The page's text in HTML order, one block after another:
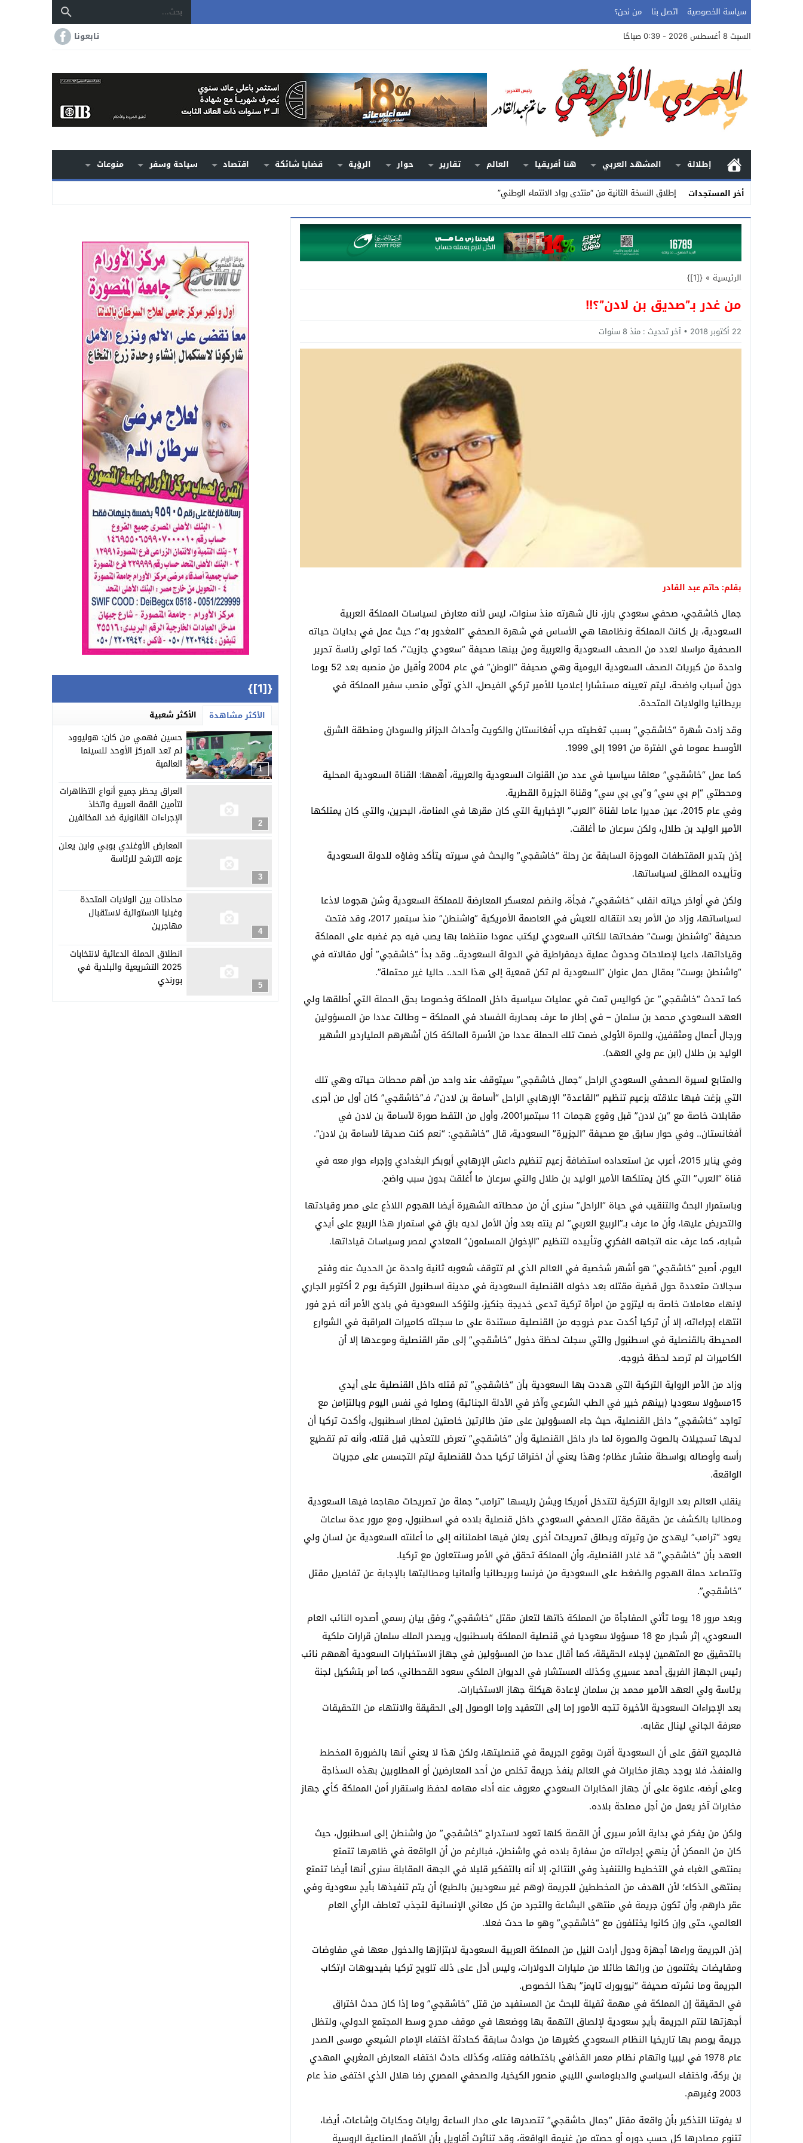
سياسة الخصوصية اتصل بنا
من نحن؟
السبت 8 أغسطس 2026 - 0:39 صباحًا
تابعونا
إطلالة المشهد العربي هنا أفريقيا العالم تقارير حوار الرؤية قضايا شائكة اقتصاد سياحة وسفر
منوعات
أخر المستجدات
إطلاق النسخة الثانية من “منتدى رواد الانتماء الوطني”
Stop
Previous
Next
الرئيسية »
{[1]}
من غدر بـ”صديق بن لادن”؟!!
22 أكتوبر 2018 آخر تحديث : منذ 8 سنوات
بقلم: حاتم عبد القادر
جمال خاشقجي، صحفي سعودي بارز، نال شهرته منذ سنوات، ليس لأنه معارض لسياسات المملكة العربية
السعودية، بل كانت المملكة ونظامها هي الأساس في شهرة الصحفي “المغدور به”؛ حيث عمل في بدايات حياته
الصحفية مراسلا لعدد من الصحف السعودية والعربية ومن بينها صحيفة “سعودي جازيت”، كما تولى رئاسة تحرير
واحدة من كبريات الصحف السعودية اليومية وهي صحيفة “الوطن” في عام 2004 وأقيل من منصبه بعد 52 يوما
دون أسباب واضحة، ليتم تعيينه مستشارا إعلاميا للأمير تركي الفيصل، الذي تولّى منصب سفير المملكة في
بريطانيا والولايات المتحدة.
وقد زادت شهرة “خاشقجي” بسبب تغطيته حرب أفغانستان والكويت وأحداث الجزائر والسودان ومنطقة الشرق
الأوسط عموما في الفترة من 1991 إلى 1999.
كما عمل “خاشقجي” معلقا سياسيا في عدد من القنوات السعودية والعربية، أهمها: القناة السعودية المحلية
ومحطتي “إم بي سي” و”بي بي سي” وقناة الجزيرة القطرية.
وفي عام 2015، عين مديرا عاما لقناة “العرب” الإخبارية التي كان مقرها في المنامة، البحرين، والتي كان يمتلكها
الأمير الوليد بن طلال، ولكن سرعان ما أغلقت.
إذن بتدبر المقتطفات الموجزة السابقة عن رحلة “خاشقجي” والبحث في سيرته يتأكد وفاؤه للدولة السعودية
وتأييده المطلق لسياساتها.
ولكن في أواخر حياته انقلب “خاشقجي”، فجأة، وانضم لمعسكر المعارضة للمملكة السعودية وشن هجوما لاذعا
لسياساتها، وزاد من الأمر بعد انتقاله للعيش في العاصمة الأمريكية “واشنطن” منذ سبتمبر 2017، وقد فتحت
صحيفة “واشنطن بوست” صفحاتها للكاتب السعودي ليكتب عمودا منتظما بها يصب فيه جم غضبه على المملكة
وقياداتها، داعيا لإصلاحات وحدوث عملية ديمقراطية في الدولة السعودية.. وقد بدأ “خاشقجي” أول مقالاته في
“واشنطن بوست” بمقال حمل عنوان “السعودية لم تكن قمعية إلى هذا الحد.. حاليا غير محتملة”.
كما تحدث “خاشقجي” عن كواليس تمت في عمليات سياسية داخل المملكة وخصوصا بحق الحملة التي أطلقها ولي
العهد السعودي محمد بن سلمان – في إطار ما عرف بمحاربة الفساد في المملكة – وطالت عددا من المسؤولين
ورجال أعمال ومثقفين، وللمرة الأولى ضمت تلك الحملة عددا من الأسرة المالكة كان أشهرهم الملياردير الشهير
الوليد بن طلال (ابن عم ولي العهد).
والمتابع لسيرة الصحفي السعودي الراحل “جمال خاشقجي” سيتوقف عند واحد من أهم محطات حياته وهي تلك
التي بزغت فيها علاقته بزعيم تنظيم “القاعدة” الإرهابي الراحل “أسامة بن لادن”، فـ”خاشقجي” كان أول من أجرى
مقابلات خاصة مع “بن لادن” قبل وقوع هجمات 11 سبتمبر2001، وأول من التقط صورة لأسامة بن لادن في
أفغانستان.. وفي حوار سابق مع صحيفة “الجزيرة” السعودية، قال “خاشقجي: “نعم كنت صديقا لأسامة بن لادن”.
وفي يناير 2015، أعرب عن استعداده استضافة زعيم تنظيم داعش الإرهابي أبوبكر البغدادي وإجراء حوار معه في
قناة “العرب” التي كان يمتلكها الأمير الوليد بن طلال والتي سرعان ما أُغلقت بدون سبب واضح.
وباستمرار البحث والتنقيب في حياة “الراحل” سنرى أن من محطاته الشهيرة أيضا الهجوم اللاذع على مصر وقيادتها
والتحريض عليها، وأن ما عرف بـ”الربيع العربي” لم ينته بعد وأن الأمل لديه باقٍ في استمرار هذا الربيع على أيدي
شبابه، كما عرف عنه اتجاهه الفكري وتأييده لتنظيم “الإخوان المسلمون” المعادي لمصر وسياسات قياداتها.
اليوم، أصبح “خاشقجي” هو أشهر شخصية في العالم الذي لم تتوقف شعوبه ثانية واحدة عن الحديث عنه وفتح
سجالات متعددة حول قضية مقتله بعد دخوله القنصلية السعودية في مدينة اسطنبول التركية يوم 2 أكتوبر الجاري
لإنهاء معاملات خاصة به ليتزوج من امرأة تركية تدعى خديجة جنكيز، ولتؤكد السعودية في بادئ الأمر أنه خرج فور
انتهاء إجراءاته، إلا أن تركيا أكدت عدم خروجه من القنصلية مستندة على ما سجلته كاميرات المراقبة في الشوارع
المحيطة بالقنصلية في اسطنبول والتي سجلت لحظة دخول “خاشقجي” إلى مقر القنصلية وموعدها إلا أن
الكاميرات لم ترصد لحظة خروجه.
وزاد من الأمر الرواية التركية التي هددت بها السعودية بأن “خاشقجي” تم قتله داخل القنصلية على أيدي
15مسؤولا سعوديا (بينهم خبير في الطب الشرعي وآخر في الأدلة الجنائية) وصلوا في نفس اليوم وبالتزامن مع
تواجد “خاشقجي” داخل القنصلية، حيث جاء المسؤولين على متن طائرتين خاصتين لمطار اسطنبول، وأكدت تركيا أن
لديها تسجيلات بالصوت والصورة لما دار داخل القنصلية وأن “خاشقجي” تعرض للتعذيب قبل قتله، وأنه تم تقطيع
رأسه وأوصاله بواسطة منشار عظام؛ وهذا يعني أن اختراقا تركيا حدث للقنصلية ليتم التجسس على مجريات
الواقعة.
ينقلب العالم بعد الرواية التركية لتتدخل أمريكا ويشن رئيسها “ترامب” جملة من تصريحات مهاجما فيها السعودية
ومطالبا بالكشف عن حقيقة مقتل الصحفي السعودي داخل قنصلية بلاده في اسطنبول، ومع مرور عدة ساعات
يعود “ترامب” ليهدئ من وتيرته ويطلق تصريحات أخرى يعلن فيها اطمئنانه إلى ما أعلنته السعودية عن لسان ولي
العهد بأن “خاشقجي” قد غادر القنصلية، وأن المملكة تحقق في الأمر وستتعاون مع تركيا.
وتتصاعد حملة الهجوم والضغط على السعودية من فرنسا وبريطانيا وألمانيا ومطالبتها بالإجابة عن تفاصيل مقتل
“خاشقجي”.
وبعد مرور 18 يوما تأتي المفاجأة من المملكة ذاتها لتعلن مقتل “خاشقجي”، وفق بيان رسمي أصدره النائب العام
السعودي، إثر شجار مع 18 مسؤولا سعوديا في قنصلية المملكة باسطنبول، ويصدر الملك سلمان قرارات ملكية
بالتحقيق مع المتهمين لإجلاء الحقيقة، كما أقال عددا من المسؤولين في جهاز الاستخبارات السعودية أهمهم نائب
رئيس الجهاز الفريق أحمد عسيري وكذلك المستشار في الديوان الملكي سعود القحطاني، كما أمر بتشكيل لجنة
برئاسة ولي العهد الأمير محمد بن سلمان لإعادة هيكلة جهاز الاستخبارات.
بعد الإجراءات السعودية الأخيرة تتجه الأمور إما إلى التعقيد وإما الوصول إلى الحقيقة والانتهاء من التحقيقات
معرفة الجاني لينال عقابه.
فالجميع اتفق على أن السعودية أقرت بوقوع الجريمة في قنصليتها، ولكن هذا لا يعني أنها بالضرورة المخطط
والمنفذ، فلا يوجد جهاز مخابرات في العالم ينفذ جريمة تخلص من أحد المعارضين أو المطلوبين بهذه السذاجة
وعلى أرضه، علاوة على أن جهاز المخابرات السعودي معروف عنه أداء مهامه لحفظ واستقرار أمن المملكة كأي جهاز
مخابرات آخر يعمل من أجل مصلحة بلاده.
ولكن من يفكر في بداية الأمر سيرى أن القصة كلها تعود لاستدراج “خاشقجي” من واشنطن إلى اسطنبول، حيث
كان من الممكن أن ينهي إجراءاته من سفارة بلاده في واشنطن، فبالرغم من أن الواقعة في ظاهرها تتمتع
بمنتهى الغباء في التخطيط والتنفيذ وفي النتائج، إلا أنه بالتفكير قليلا في الجهة المقابلة سنرى أنها أيضا تتمتع
بمنتهى الذكاء؛ لأن الهدف من المخططين للجريمة (وهم غير سعوديين بالطبع) أن يتم تنفيذها بأيدٍ سعودية وفي
عقر دارهم، وأن تكون جريمة في منتهى البشاعة والتجرد من كل معاني الإنسانية لتجذب تعاطف الرأي العام
العالمي، حتى وإن كانوا يختلفون مع “خاشقجي” وهو ما حدث فعلا.
إذن الجريمة وراءها أجهزة ودول أرادت النيل من المملكة العربية السعودية لابتزازها والدخول معها في مفاوضات
ومقايضات يغتنمون من ورائها طائلا من مليارات الدولارات، وليس أدل على ذلك تلويح تركيا بفيديوهات ارتكاب
الجريمة وما نشرته صحيفة “نيويورك تايمز” بهذا الخصوص.
في الحقيقة إن المملكة في مهمة ثقيلة للبحث عن المستفيد من قتل “خاشقجي” وما إذا كان حدث اختراق
أجهزتها لتتم الجريمة بأيدٍ سعودية لإلصاق التهمة بها ووضعها في موقف محرج وسط المجتمع الدولي، ولتظل
جريمة يوصم بها تاريخيا النظام السعودي كغيرها من حوادث سابقة كحادثة اختفاء الإمام الشيعي موسى الصدر
عام 1978 في ليبيا واتهام نظام معمر القذافي باختطافه وقتله، وكذلك حادث اختفاء المعارض المغربي المهدي
بن بركة، واختفاء السياسي والدبلوماسي الليبي منصور الكيخيا، والصحفي المصري رضا هلال الذي اختفى منذ عام
2003 وغيرهم.
لا يفوتنا التذكير بأن واقعة مقتل “جمال حاشقجي” تتصدرها على مدار الساعة روايات وحكايات وإشاعات، أيضا،
تتنوع مصادرها كل حسب دوره أو حصته من غنيمة الواقعة، وقد تناثرت أقاويل بأن الأقمار الصناعية الروسية
{[1]}
الأكثر مشاهدة الأكثر شعبية
1
حسين فهمي من كان: هوليوود
لم تعد المركز الأوحد للسينما
العالمية
2
العراق يحظر جميع أنواع التظاهرات
لتأمين القمة العربية واتخاذ
الإجراءات القانونية ضد المخالفين
3
المعارض الأوغندي بوبي واين يعلن
عزمه الترشح للرئاسة
4
محادثات بين الولايات المتحدة
وغينيا الاستوائية لاستقبال
مهاجرين
5
انطلاق الحملة الدعائية لانتخابات
2025 التشريعية والبلدية في
بورندي